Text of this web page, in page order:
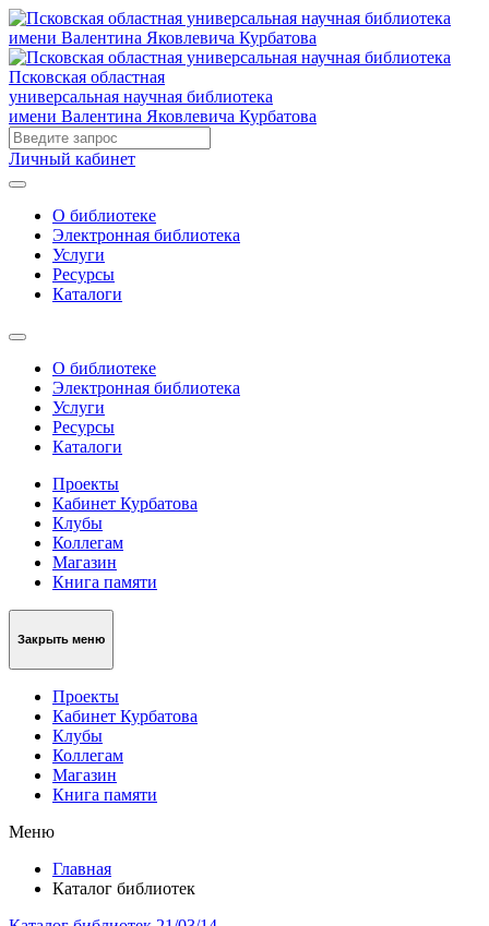
Псковская областная
универсальная научная библиотека
имени Валентина Яковлевича Курбатова
Личный кабинет
О библиотеке
Электронная библиотека
Услуги
Ресурсы
Каталоги
О библиотеке
Электронная библиотека
Услуги
Ресурсы
Каталоги
Проекты
Кабинет Курбатова
Клубы
Коллегам
Магазин
Книга памяти
Закрыть меню
Проекты
Кабинет Курбатова
Клубы
Коллегам
Магазин
Книга памяти
Меню
Главная
Каталог библиотек